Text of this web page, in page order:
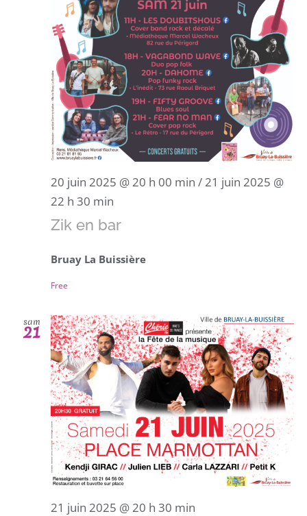
20 juin 2025 @ 20 h 00 min /21 juin 2025 @
22 h 30 min
Zik en bar
Bruay La Buissière
Free
sam
21
21 juin 2025 @ 20 h 30 min